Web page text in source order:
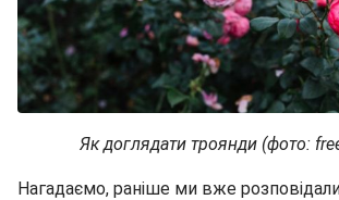
Як доглядати троянди (фото:
Нагадаємо, раніше ми вже